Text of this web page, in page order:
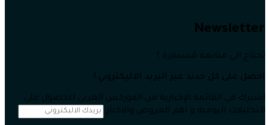
Newsletter
تحتاج الى متابعة مُستمرة ؟
احصل على كل جديد عبر البريد الاليكتروني !
اشترك في القائمة الإخبارية من الفوركس العربي للحصول على
التحليلات اليومية و اهم العروض والاخبار